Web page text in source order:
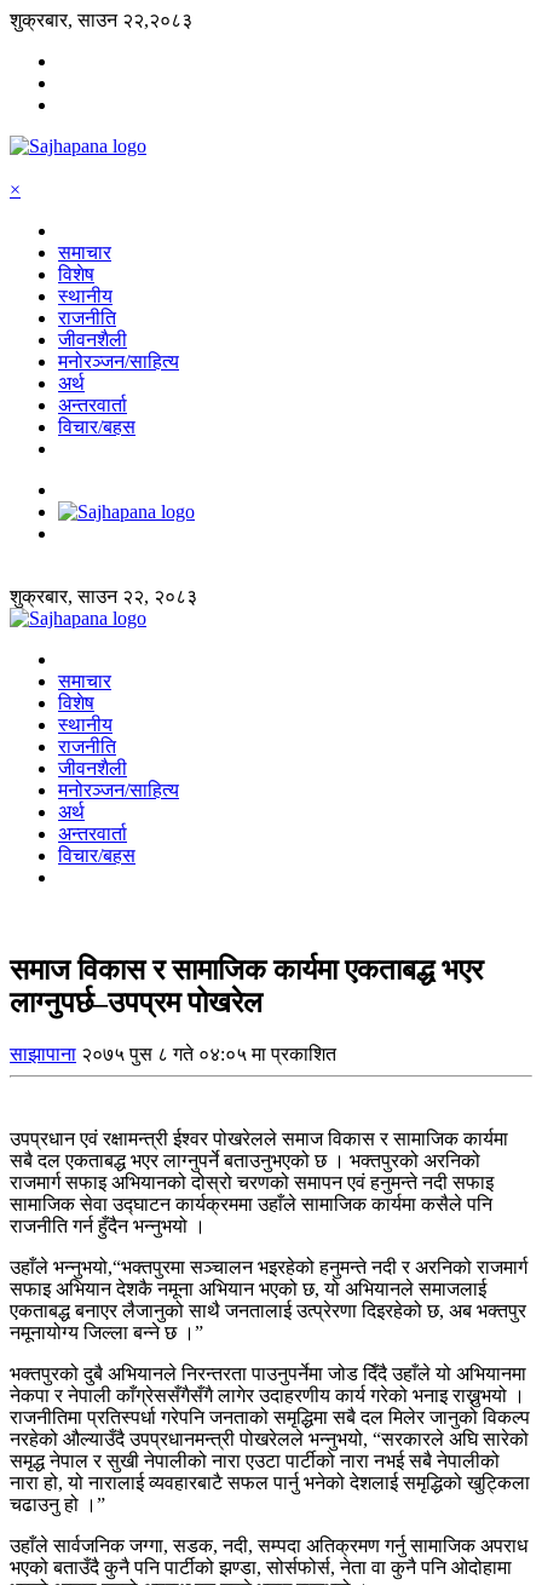
शुक्रबार, साउन २२,२०८३
×
समाचार
विशेष
स्थानीय
राजनीति
जीवनशैली
मनोरञ्जन/साहित्य
अर्थ
अन्तरवार्ता
विचार/बहस
शुक्रबार, साउन २२, २०८३
समाचार
विशेष
स्थानीय
राजनीति
जीवनशैली
मनोरञ्जन/साहित्य
अर्थ
अन्तरवार्ता
विचार/बहस
समाज विकास र सामाजिक कार्यमा एकताबद्ध भएर
लाग्नुपर्छ–उपप्रम पोखरेल
साझापाना २०७५ पुस ८ गते ०४:०५ मा प्रकाशित
उपप्रधान एवं रक्षामन्त्री ईश्वर पोखरेलले समाज विकास र सामाजिक कार्यमा
सबै दल एकताबद्ध भएर लाग्नुपर्ने बताउनुभएको छ । भक्तपुरको अरनिको
राजमार्ग सफाइ अभियानको दोस्रो चरणको समापन एवं हनुमन्ते नदी सफाइ
सामाजिक सेवा उद्घाटन कार्यक्रममा उहाँले सामाजिक कार्यमा कसैले पनि
राजनीति गर्न हुँदैन भन्नुभयो ।
उहाँले भन्नुभयो,“भक्तपुरमा सञ्चालन भइरहेको हनुमन्ते नदी र अरनिको राजमार्ग
सफाइ अभियान देशकै नमूना अभियान भएको छ, यो अभियानले समाजलाई
एकताबद्ध बनाएर लैजानुको साथै जनतालाई उत्प्रेरणा दिइरहेको छ, अब भक्तपुर
नमूनायोग्य जिल्ला बन्ने छ ।”
भक्तपुरको दुबै अभियानले निरन्तरता पाउनुपर्नेमा जोड दिँदै उहाँले यो अभियानमा
नेकपा र नेपाली काँग्रेससँगैसँगै लागेर उदाहरणीय कार्य गरेको भनाइ राख्नुभयो ।
राजनीतिमा प्रतिस्पर्धा गरेपनि जनताको समृद्धिमा सबै दल मिलेर जानुको विकल्प
नरहेको औल्याउँदै उपप्रधानमन्त्री पोखरेलले भन्नुभयो, “सरकारले अघि सारेको
समृद्ध नेपाल र सुखी नेपालीको नारा एउटा पार्टीको नारा नभई सबै नेपालीको
नारा हो, यो नारालाई व्यवहारबाटै सफल पार्नु भनेको देशलाई समृद्धिको खुट्किला
चढाउनु हो ।”
उहाँले सार्वजनिक जग्गा, सडक, नदी, सम्पदा अतिक्रमण गर्नु सामाजिक अपराध
भएको बताउँदै कुनै पनि पार्टीको झण्डा, सोर्सफोर्स, नेता वा कुनै पनि ओदोहामा